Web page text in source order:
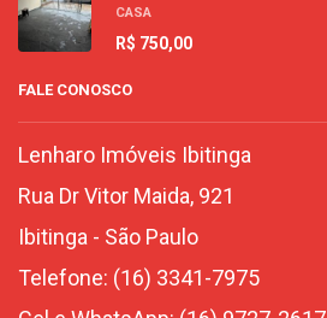
CASA
R$ 750,00
FALE CONOSCO
Lenharo Imóveis Ibitinga
Rua Dr Vitor Maida, 921
Ibitinga - São Paulo
Telefone: (16) 3341-7975